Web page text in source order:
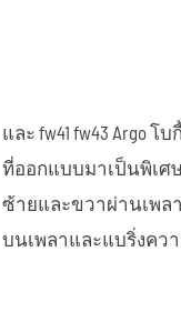
tiếng việt
ไทย
และ fw41 fw43 Argo
ที่ออกแบบมาเป็นพิเศ
ซ้ายและขวาผ่านเพล
บนเพลาและแบริ่งควา